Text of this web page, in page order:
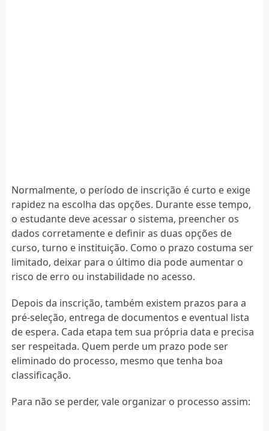
Normalmente, o período de inscrição é curto e exige
rapidez na escolha das opções. Durante esse tempo,
o estudante deve acessar o sistema, preencher os
dados corretamente e definir as duas opções de
curso, turno e instituição. Como o prazo costuma ser
limitado, deixar para o último dia pode aumentar o
risco de erro ou instabilidade no acesso.
Depois da inscrição, também existem prazos para a
pré-seleção, entrega de documentos e eventual lista
de espera. Cada etapa tem sua própria data e precisa
ser respeitada. Quem perde um prazo pode ser
eliminado do processo, mesmo que tenha boa
classificação.
Para não se perder, vale organizar o processo assim: